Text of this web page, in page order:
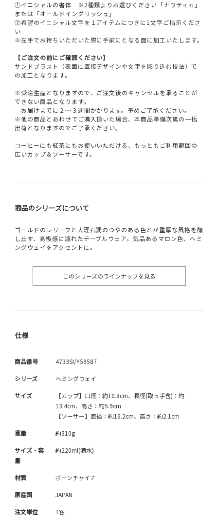
①イニシャルの書体 ※2種類よりお選びください「ナウティカ」
または「オールドイングリッシュ」
②希望のイニシャル文字を１アイテムにつきに1文字ご指示くださ
い
※左手でお持ちいただいた際に手前にとなる面に加工いたします。
【ご注文の前にご確認ください】
サンドブラスト（表面に直接デザインや文字を彫り込む技法）で
の加工となります。
※受注生産となりますので、ご注文後のキャンセルを承ることが
できない商品となります。
お届けまでに２～３週間かかります。予めご了承ください。
※他の商品とあわせてご購入頂いた場合、本商品準備次第の一括
出荷となりますのでご了承ください。
コーヒーにも紅茶にもお使いいただける、もっともご利用範囲の
広いカップ＆ソーサーです。
商品のシリーズについて
ゴールドのレリーフと大理石調のつやのある色とが重厚な風格を醸
し出す、高級感に溢れたテーブルウェア。気品あるマロン色、ヘミ
ングウェイをアクセントに。
このシリーズのラインナップを見る
仕様
商品番号 4733SI/Y59587
シリーズ ヘミングウェイ
サイズ
【カップ】口径：約10.8cm、長径(取っ手含)：約
13.4cm、高さ：約5.9cm
【ソーサー】直径：約16.2cm、高さ：約2.1cm
重量 約310g
サイズ・容
量
約220ml(満水)
材質 ボーンチャイナ
原産国 JAPAN
注文単位 1客